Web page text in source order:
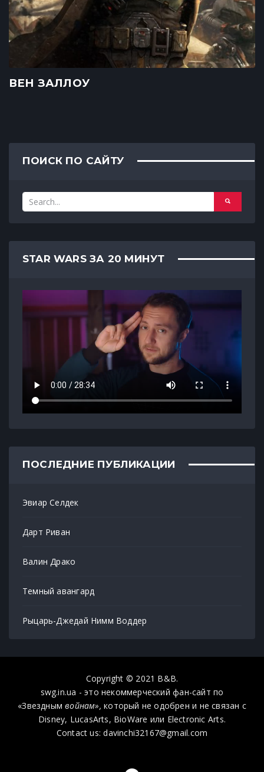
ВЕН ЗАЛЛОУ
ПОИСК ПО САЙТУ
STAR WARS ЗА 20 МИНУТ
ПОСЛЕДНИЕ ПУБЛИКАЦИИ
Эвиар Селдек
Дарт Риван
Валин Драко
Темный авангард
Рыцарь-Джедай Нимм Воддер
Copyright © 2021 B&B.
swg.in.ua - это некоммерческий фан-сайт по
«Звезднымвойнам», который не одобрен и не связан с
Disney, LucasArts, BioWare или Electronic Arts.
Contact us: davinchi32167@gmail.com